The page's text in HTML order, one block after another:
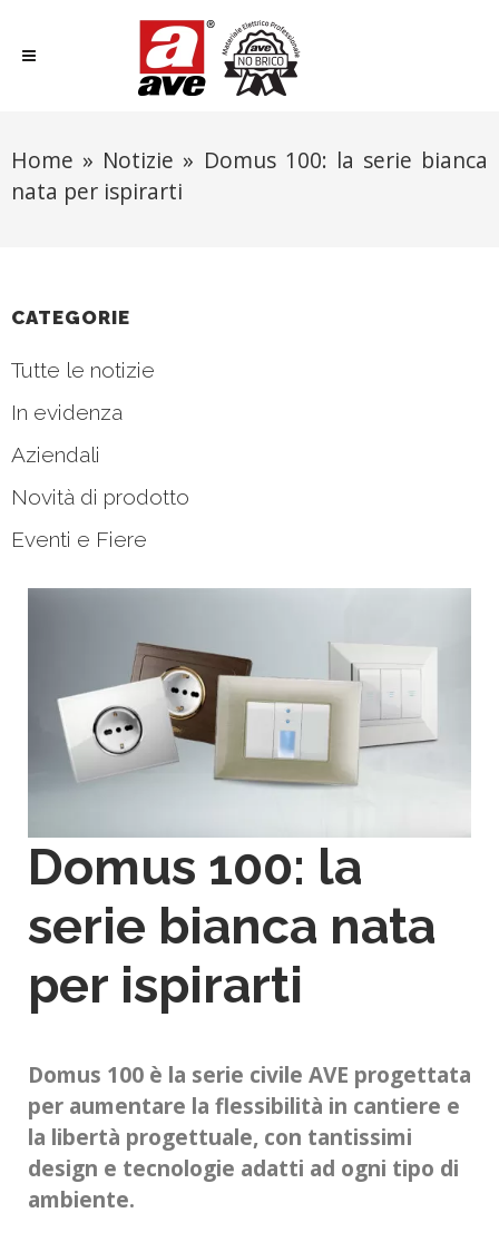
Home » Notizie » Domus 100: la serie bianca
nata per ispirarti
CATEGORIE
Tutte le notizie
In evidenza
Aziendali
Novità di prodotto
Eventi e Fiere
Domus 100: la
serie bianca nata
per ispirarti
Domus 100 è la serie civile AVE progettata
per aumentare la flessibilità in cantiere e
la libertà progettuale, con tantissimi
design e tecnologie adatti ad ogni tipo di
ambiente.